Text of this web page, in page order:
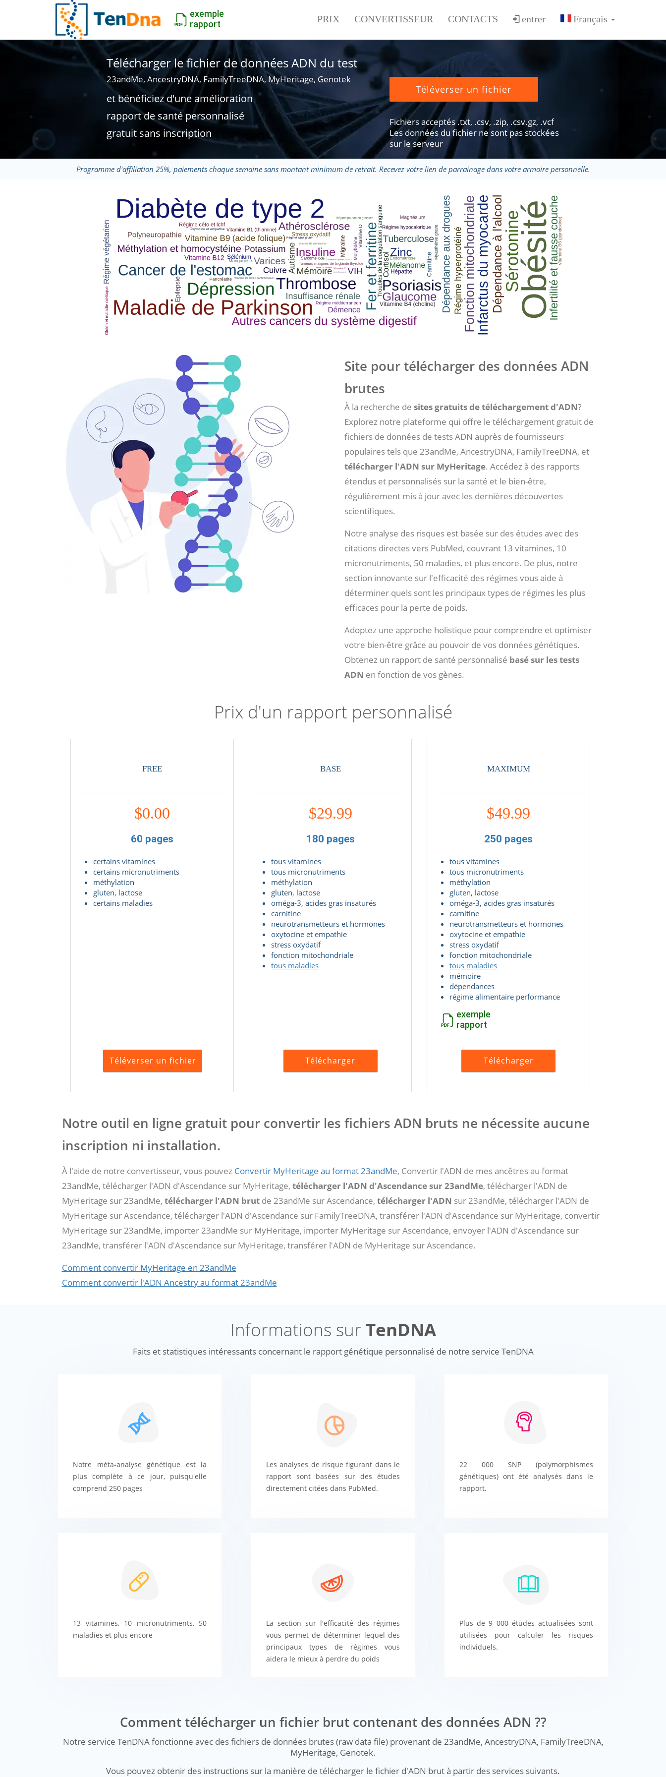
exemple
rapport
PRIX CONVERTISSEUR CONTACTS entrer
Télécharger le fichier de données ADN du test
23andMe, AncestryDNA, FamilyTreeDNA, MyHeritage, Genotek
et bénéficiez d'une amélioration
rapport de santé personnalisé
gratuit sans inscription
Téléverser un fichier
Fichiers acceptés .txt, .csv, .zip, .csv.gz, .vcf
Les données du fichier ne sont pas stockées
sur le serveur
Programme d'affiliation 25%, paiements chaque semaine sans montant minimum de retrait. Recevez votre lien de parrainage dans votre armoire personnelle.
Site pour télécharger des données ADN
brutes
À la recherche de sites gratuits de téléchargement d'ADN?
Explorez notre plateforme qui offre le téléchargement gratuit de
fichiers de données de tests ADN auprès de fournisseurs
populaires tels que 23andMe, AncestryDNA, FamilyTreeDNA, et
télécharger l'ADN sur MyHeritage. Accédez à des rapports
étendus et personnalisés sur la santé et le bien-être,
régulièrement mis à jour avec les dernières découvertes
scientifiques.
Notre analyse des risques est basée sur des études avec des
citations directes vers PubMed, couvrant 13 vitamines, 10
micronutriments, 50 maladies, et plus encore. De plus, notre
section innovante sur l'efficacité des régimes vous aide à
déterminer quels sont les principaux types de régimes les plus
efficaces pour la perte de poids.
Adoptez une approche holistique pour comprendre et optimiser
votre bien-être grâce au pouvoir de vos données génétiques.
Obtenez un rapport de santé personnalisé basé sur les tests
ADN en fonction de vos gènes.
Prix d'un rapport personnalisé
FREE
$0.00
60 pages
certains vitamines
certains micronutriments
méthylation
gluten, lactose
certains maladies
Téléverser un fichier
BASE
$29.99
180 pages
tous vitamines
tous micronutriments
méthylation
gluten, lactose
oméga-3, acides gras insaturés
carnitine
neurotransmetteurs et hormones
oxytocine et empathie
stress oxydatif
fonction mitochondriale
tous maladies
Télécharger
MAXIMUM
$49.99
250 pages
tous vitamines
tous micronutriments
méthylation
gluten, lactose
oméga-3, acides gras insaturés
carnitine
neurotransmetteurs et hormones
oxytocine et empathie
stress oxydatif
fonction mitochondriale
tous maladies
mémoire
dépendances
régime alimentaire performance
exemple
rapport
Télécharger
Notre outil en ligne gratuit pour convertir les fichiers ADN bruts ne nécessite aucune
inscription ni installation.
À l'aide de notre convertisseur, vous pouvez Convertir MyHeritage au format 23andMe, Convertir l'ADN de mes ancêtres au format
23andMe, télécharger l'ADN d'Ascendance sur MyHeritage, télécharger l'ADN d'Ascendance sur 23andMe, télécharger l'ADN de
MyHeritage sur 23andMe, télécharger l'ADN brutde 23andMe sur Ascendance, télécharger l'ADN sur 23andMe, télécharger l'ADN de
MyHeritage sur Ascendance, télécharger l'ADN d'Ascendance sur FamilyTreeDNA, transférer l'ADN d'Ascendance sur MyHeritage, convertir
MyHeritage sur 23andMe, importer 23andMe sur MyHeritage, importer MyHeritage sur Ascendance, envoyer l'ADN d'Ascendance sur
23andMe, transférer l'ADN d'Ascendance sur MyHeritage, transférer l'ADN de MyHeritage sur Ascendance.
Comment convertir MyHeritage en 23andMe
Comment convertir l'ADN Ancestry au format 23andMe
Informations sur TenDNA
Faits et statistiques intéressants concernant le rapport génétique personnalisé de notre service TenDNA
Notre méta-analyse génétique est la
plus complète à ce jour, puisqu'elle
comprend 250 pages
Les analyses de risque figurant dans le
rapport sont basées sur des études
directement citées dans PubMed.
22 000 SNP (polymorphismes
génétiques) ont été analysés dans le
rapport.
13 vitamines, 10 micronutriments, 50
maladies et plus encore
La section sur l'efficacité des régimes
vous permet de déterminer lequel des
principaux types de régimes vous
aidera le mieux à perdre du poids
Plus de 9 000 études actualisées sont
utilisées pour calculer les risques
individuels.
Comment télécharger un fichier brut contenant des données ADN ??
Notre service TenDNA fonctionne avec des fichiers de données brutes (raw data file) provenant de 23andMe, AncestryDNA, FamilyTreeDNA,
MyHeritage, Genotek.
Vous pouvez obtenir des instructions sur la manière de télécharger le fichier d'ADN brut à partir des services suivants.